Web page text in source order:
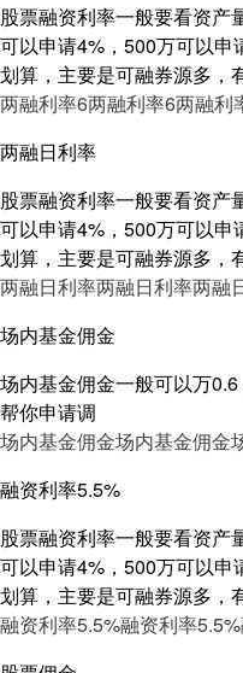
股票融资利率一般要看资产
可以申请4%，500万可以申
划算，主要是可融券源多，
两融利率6两融利率6两融利
两融日利率
股票融资利率一般要看资产
可以申请4%，500万可以申
划算，主要是可融券源多，
两融日利率两融日利率两融
场内基金佣金
场内基金佣金一般可以万
帮你申请调
场内基金佣金场内基金佣金
融资利率5.5%
股票融资利率一般要看资产
可以申请4%，500万可以申
划算，主要是可融券源多，
融资利率5.5%融资利率5.5%